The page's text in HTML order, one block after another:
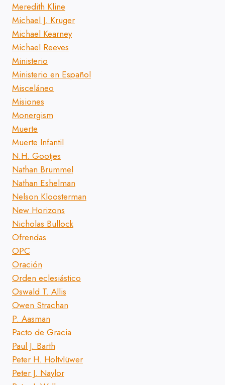
Meredith Kline
Michael J. Kruger
Michael Kearney
Michael Reeves
Ministerio
Ministerio en Español
Misceláneo
Misiones
Monergism
Muerte
Muerte Infantil
N.H. Gootjes
Nathan Brummel
Nathan Eshelman
Nelson Kloosterman
New Horizons
Nicholas Bullock
Ofrendas
OPC
Oración
Orden eclesiástico
Oswald T. Allis
Owen Strachan
P. Aasman
Pacto de Gracia
Paul J. Barth
Peter H. Holtvlüwer
Peter J. Naylor